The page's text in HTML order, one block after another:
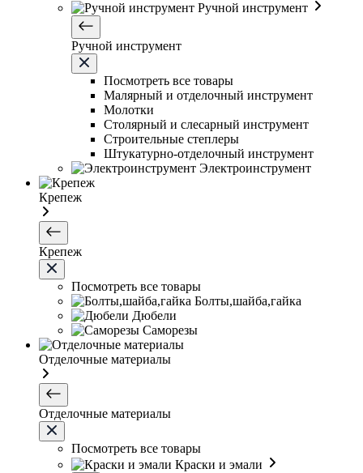
Ручной инструмент
Ручной инструмент
Посмотреть все товары
Малярный и отделочный инструмент
Молотки
Столярный и слесарный инструмент
Строительные степлеры
Штукатурно-отделочный инструмент
Электроинструмент
Крепеж
Крепеж
Посмотреть все товары
Болты,шайба,гайка
Дюбели
Саморезы
Отделочные материалы
Отделочные материалы
Посмотреть все товары
Краски и эмали